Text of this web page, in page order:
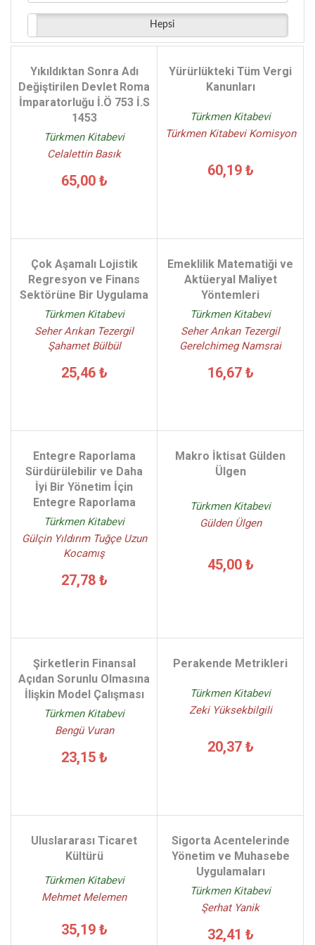
Eyüp Sabri Yarmalı Selçuk Alp Ersoy Öz - (1)
Muharrem Özdemir - (1)
S.Burak Arzova - (1)
Sevgi Aydın - (1)
S.Ateş Oktar - (1)
Hepsi
Yıkıldıktan Sonra Adı
Değiştirilen Devlet Roma
İmparatorluğu İ.Ö 753 İ.S
1453
Türkmen Kitabevi
Celalettin Basık
65,00 ₺
Yürürlükteki Tüm Vergi
Kanunları
Türkmen Kitabevi
Türkmen Kitabevi Komisyon
60,19 ₺
Çok Aşamalı Lojistik
Regresyon ve Finans
Sektörüne Bir Uygulama
Türkmen Kitabevi
Seher Arıkan Tezergil
Şahamet Bülbül
25,46 ₺
Emeklilik Matematiği ve
Aktüeryal Maliyet
Yöntemleri
Türkmen Kitabevi
Seher Arıkan Tezergil
Gerelchimeg Namsrai
16,67 ₺
Entegre Raporlama
Sürdürülebilir ve Daha
İyi Bir Yönetim İçin
Entegre Raporlama
Türkmen Kitabevi
Gülçin Yıldırım Tuğçe Uzun
Kocamış
27,78 ₺
Makro İktisat Gülden
Ülgen
Türkmen Kitabevi
Gülden Ülgen
45,00 ₺
Şirketlerin Finansal
Açıdan Sorunlu Olmasına
İlişkin Model Çalışması
Türkmen Kitabevi
Bengü Vuran
23,15 ₺
Perakende Metrikleri
Türkmen Kitabevi
Zeki Yüksekbilgili
20,37 ₺
Uluslararası Ticaret
Kültürü
Türkmen Kitabevi
Mehmet Melemen
35,19 ₺
Sigorta Acentelerinde
Yönetim ve Muhasebe
Uygulamaları
Türkmen Kitabevi
Şerhat Yanik
32,41 ₺